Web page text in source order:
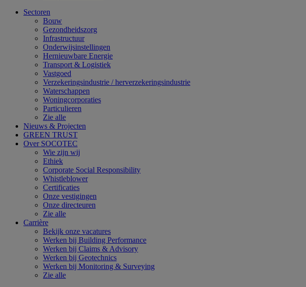
Sectoren
Bouw
Gezondheidszorg
Infrastructuur
Onderwijsinstellingen
Hernieuwbare Energie
Transport & Logistiek
Vastgoed
Verzekeringsindustrie / herverzekeringsindustrie
Waterschappen
Woningcorporaties
Particulieren
Zie alle
Nieuws & Projecten
GREEN TRUST
Over SOCOTEC
Wie zijn wij
Ethiek
Corporate Social Responsibility
Whistleblower
Certificaties
Onze vestigingen
Onze directeuren
Zie alle
Carrière
Bekijk onze vacatures
Werken bij Building Performance
Werken bij Claims & Advisory
Werken bij Geotechnics
Werken bij Monitoring & Surveying
Zie alle